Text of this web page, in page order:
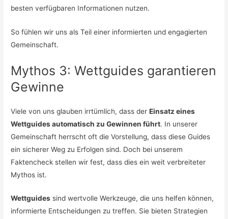
besten verfügbaren Informationen nutzen.
So fühlen wir uns als Teil einer informierten und engagierten
Gemeinschaft.
Mythos 3: Wettguides garantieren
Gewinne
Viele von uns glauben irrtümlich, dass derEinsatz eines
Wettguides automatisch zu Gewinnen führt. In unserer
Gemeinschaft herrscht oft die Vorstellung, dass diese Guides
ein sicherer Weg zu Erfolgen sind. Doch bei unserem
Faktencheck stellen wir fest, dass dies ein weit verbreiteter
Mythos ist.
Wettguides sind wertvolle Werkzeuge, die uns helfen können,
informierte Entscheidungen zu treffen. Sie bieten Strategien